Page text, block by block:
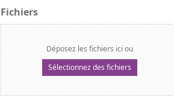
Fichiers
Déposez les fichiers ici ou
Sélectionnez des fichiers